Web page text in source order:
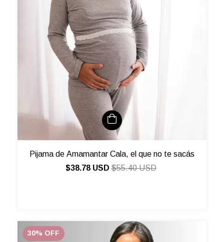
Pijama de Amamantar Cala, el que no te sacás
$38.78 USD$55.40 USD
30% OFF